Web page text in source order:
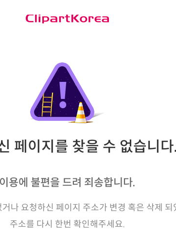
페이지를 찾을 수 없습니다.
이용에 불편을 드려 죄송합니다.
나 요청하신 페이지 주소가 변경 혹은 삭제 되
주소를 다시 한번 확인해주세요.